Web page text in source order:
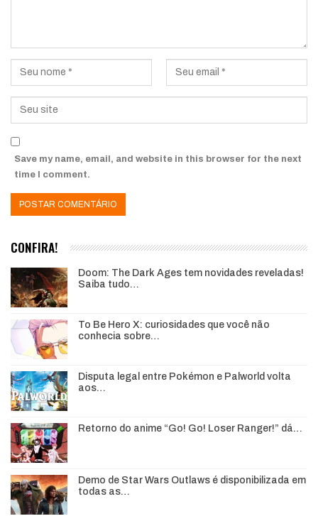
Save my name, email, and website in this browser for the next
time I comment.
CONFIRA!
Doom: The Dark Ages tem novidades reveladas!
Saiba tudo…
To Be Hero X: curiosidades que você não
conhecia sobre…
Disputa legal entre Pokémon e Palworld volta
aos…
Retorno do anime “Go! Go! Loser Ranger!” dá…
Demo de Star Wars Outlaws é disponibilizada em
todas as…